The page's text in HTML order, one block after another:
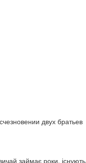
двух братьев
займає роки, існують